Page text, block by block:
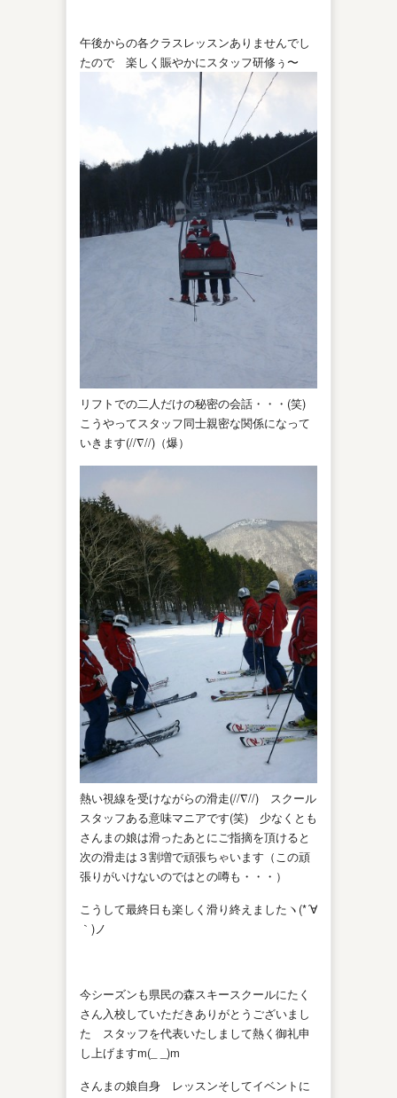
午後からの各クラスレッスンありませんでし
たので 楽しく賑やかにスタッフ研修ぅ〜
リフトでの二人だけの秘密の会話・・・(笑)
こうやってスタッフ同士親密な関係になって
いきます(//∇//)（爆）
熱い視線を受けながらの滑走(//∇//) スクール
スタッフある意味マニアです(笑) 少なくとも
さんまの娘は滑ったあとにご指摘を頂けると
次の滑走は３割増で頑張ちゃいます（この頑
張りがいけないのではとの噂も・・・）
こうして最終日も楽しく滑り終えましたヽ(*´∀
｀)ノ
今シーズンも県民の森スキースクールにたく
さん入校していただきありがとうございまし
た スタッフを代表いたしまして熱く御礼申
し上げますm(_ _)m
さんまの娘自身 レッスンそしてイベントに